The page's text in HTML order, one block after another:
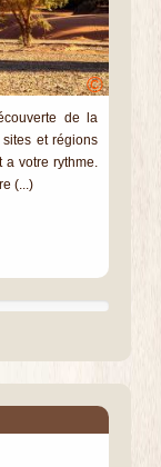
©
de la
et régions
votre rythme.
(...)